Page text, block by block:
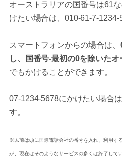
オーストラリアの国番号は61
けたい場合は、010-61-7-1234-
スマートフォンからの場合は、
し、国番号-最初の0を除いた
でもかけることができます。
07-1234-5678にかけたい場合
す。
※以前は頭に国際電話会社の番号を入れ、利用す
が、現在はそのようなサービスの多くは終了してい